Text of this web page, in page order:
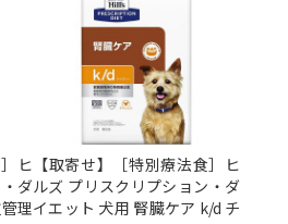
ヒ
ダ
理
【取寄せ】［特別療法食］ヒ
ルズ プリスクリプション・ダ
イエット 犬用 腎臓ケア k/d チ